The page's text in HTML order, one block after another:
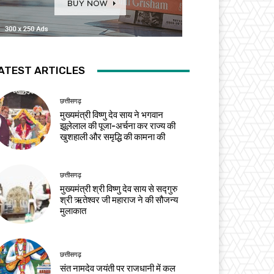
ARTICLES
छत्तीसगढ़
मुख्यमंत्री विष्णु देव साय ने भगवान
झूलेलाल की पूजा-अर्चना कर राज्य की
खुशहाली और समृद्धि की कामना की
छत्तीसगढ़
मुख्यमंत्री श्री विष्णु देव साय से सद्गुरु
श्री ऋतेश्वर जी महाराज ने की सौजन्य
मुलाकात
छत्तीसगढ़
संत नामदेव जयंती पर राजधानी में कल